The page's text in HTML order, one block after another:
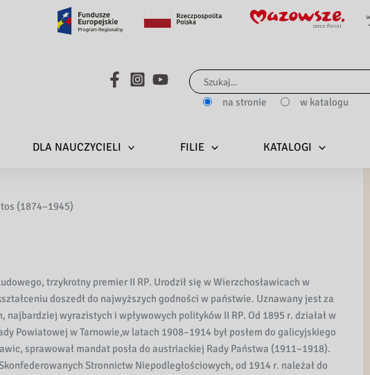
Search...
na stronie
w katalogu
DLA NAUCZYCIELI FILIE KATALOGI
(1874–1945)
trzykrotny premier II RP. Urodził się w Wierzchosławicach w
doszedł do najwyższych godności w państwie. Uznawany jest za
wyrazistych i wpływowych polityków II RP. Od 1895 r. działał w
Powiatowej w Tarnowie,w latach 1908–1914 był posłem do galicyjskiego
sprawował mandat posła do austriackiej Rady Państwa (1911–1918).
Stronnictw Niepodległościowych, od 1914 r. należał do